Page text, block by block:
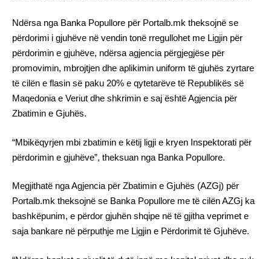
Ndërsa nga Banka Popullore për Portalb.mk theksojnë se
përdorimi i gjuhëve në vendin tonë rregullohet me Ligjin për
përdorimin e gjuhëve, ndërsa agjencia përgjegjëse për
promovimin, mbrojtjen dhe aplikimin uniform të gjuhës zyrtare
të cilën e flasin së paku 20% e qytetarëve të Republikës së
Maqedonia e Veriut dhe shkrimin e saj është Agjencia për
Zbatimin e Gjuhës.
“Mbikëqyrjen mbi zbatimin e këtij ligji e kryen Inspektorati për
përdorimin e gjuhëve”, theksuan nga Banka Popullore.
Megjithatë nga Agjencia për Zbatimin e Gjuhës (AZGj) për
Portalb.mk theksojnë se Banka Popullore me të cilën AZGj ka
bashkëpunim, e përdor gjuhën shqipe në të gjitha veprimet e
saja bankare në përputhje me Ligjin e Përdorimit të Gjuhëve.